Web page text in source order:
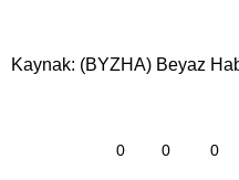
Kaynak: (BYZHA) Beyaz
0 0 0